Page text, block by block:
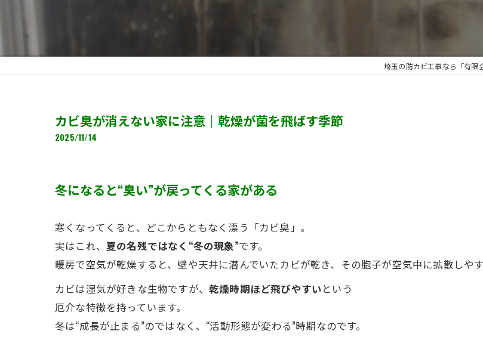
『またか…』の天井結
部屋の除
埼玉の防カビ工事なら「有限
カビ臭が消えない家に注意｜乾燥が菌を飛ばす季節
2025/11/14
冬になると“臭い”が戻ってくる家がある
寒くなってくると、どこからともなく漂う「カビ臭」。
実はこれ、 夏の名残ではなく“冬の現象”です。
暖房で空気が乾燥すると、壁や天井に潜んでいたカビが乾き、その胞子が空気中に拡散しやす
カビは湿気が好きな生物ですが、 乾燥時期ほど飛びやすいという
厄介な特徴を持っています。
冬は“成長が止まる”のではなく、“活動形態が変わる”時期なのです。